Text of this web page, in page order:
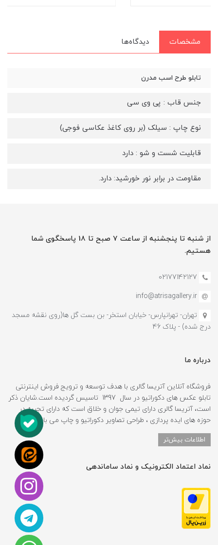
مشخصات دیدگاه‌ها
تابلو طرح اسب مدرن
جنس قاب : پی وی سی
نوع چاپ : سیلک (بر روی کاغذ عکاسی فوجی)
قابلیت شست و شو : دارد
مقاومت در برابر نور خورشید: دارد.
از شنبه تا پنجشنبه از ساعت 7 صبح تا 18 پاسخگوی شما
هستیم.
02177142127
info@atrisagallery.ir
تهران- تهرانپارس- خیابان استخر- بن بست گل ها(روی نقشه مسجد
درج شده) - پلاک 46
درباره ما
فروشگاه آنلاین آتریسا گالری با هدف توسعه و ترویج فروش اینترنتی
تابلو عکس های دکوراتیو در سال 1397 تاسیس گردیده است.شایان ذکر
است، آتریسا گالری دارای تیمی جوان و خلاق است که دارای تجربه در
حوزه های ایده پردازی ، طراحی تصاویر دکوراتیو و چاپ می باشد.
اطلاعات بیش‌تر
نماد اعتماد الکترونیک و نماد ساماندهی